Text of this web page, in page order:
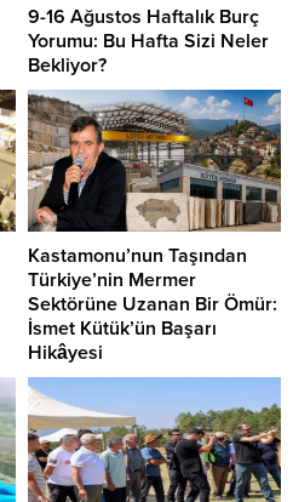
9-16 Ağustos Haftalık Burç
Yorumu: Bu Hafta Sizi Neler
Bekliyor?
Kastamonu’nun Taşından
Türkiye’nin Mermer
Sektörüne Uzanan Bir Ömür:
İsmet Kütük’ün Başarı
Hikâyesi